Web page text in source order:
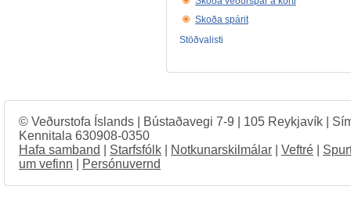
Skoða spárit
Stöðvalisti
© Veðurstofa Íslands | Bústaðavegi 7-9 | 105 Reykjavík |
Kennitala 630908-0350
Hafa samband
Starfsfólk Notkunarskilmálar Veftré
um vefinn
Persónuvernd